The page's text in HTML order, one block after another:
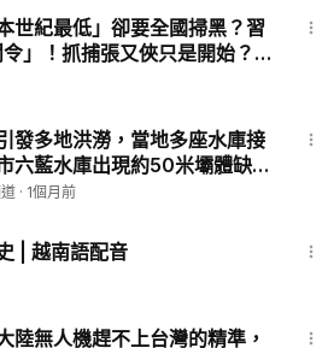
世紀最低」卻要全國掃黑？習
」！抓捕張又俠只是開始？特
武裝」反向圍剿軍隊【江峰漫
發多地洪澇，當地多座水庫接
六藍水庫出現約50米壩體缺
災。｜ #中國新聞 新唐人大紀
· 1個月前
| 越南語配音
陸無人機趕不上台灣的精準，